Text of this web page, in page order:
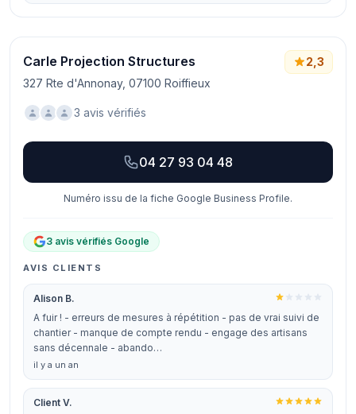
Carle Projection Structures
327 Rte d'Annonay, 07100 Roiffieux
2,3
3 avis vérifiés
04 27 93 04 48
Numéro issu de la fiche Google Business Profile.
3 avis vérifiés Google
AVIS CLIENTS
Alison B.
A fuir ! - erreurs de mesures à répétition - pas de vrai suivi de
chantier - manque de compte rendu - engage des artisans
sans décennale - abando…
il y a un an
Client V.